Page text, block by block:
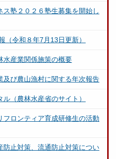
ス塾２０２６塾生募集を開始し
（令和８年7月13日更新）
産業関係施策の概要
び農山漁村に関する年次報告
（農林水産省のサイト）
ロンティア育成研修生の活動
防止対策、流通防止対策につい